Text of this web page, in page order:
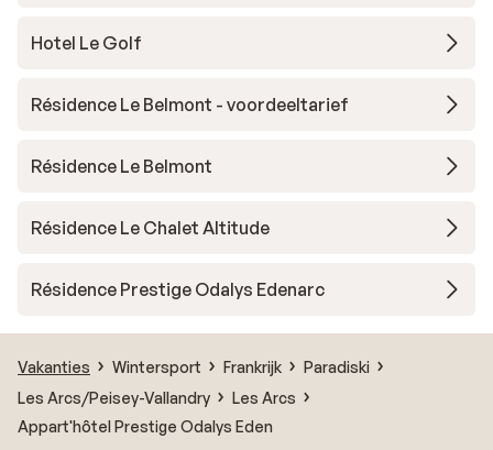
Hotel Le Golf
Résidence Le Belmont - voordeeltarief
Résidence Le Belmont
Résidence Le Chalet Altitude
Résidence Prestige Odalys Edenarc
Vakanties Wintersport Frankrijk
Paradiski
Les Arcs/Peisey-Vallandry
Les Arcs
Appart'hôtel Prestige Odalys Eden